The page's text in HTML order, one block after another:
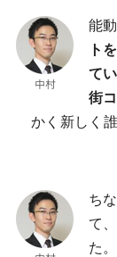
能
ト
て
街
かく新しく
ち
て
た